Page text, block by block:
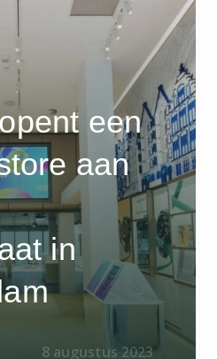
een
aan
in
8 augustus 2023